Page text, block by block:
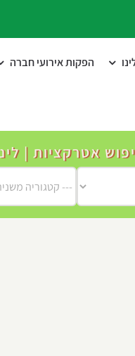
הפקות אירועי חברה
אטרקציות |